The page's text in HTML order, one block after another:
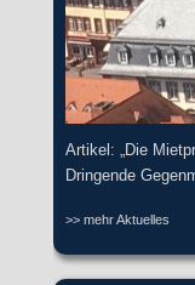
Artikel: „Die
Dringende
>> mehr Aktuelles